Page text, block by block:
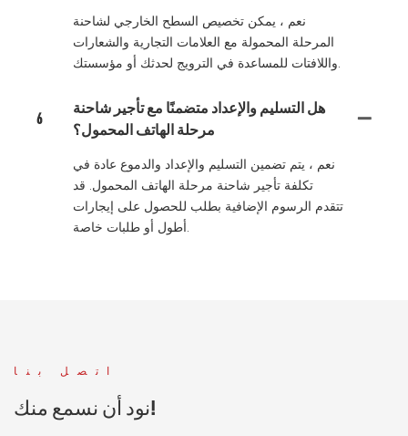
نعم ، يمكن تخصيص السطح الخارجي لشاحنة
المرحلة المحمولة مع العلامات التجارية والشعارات
واللافتات للمساعدة في الترويج لحدثك أو مؤسستك.
6
هل التسليم والإعداد متضمنًا مع تأجير شاحنة
مرحلة الهاتف المحمول؟
نعم ، يتم تضمين التسليم والإعداد والدموع عادة في
تكلفة تأجير شاحنة مرحلة الهاتف المحمول. قد
تتقدم الرسوم الإضافية بطلب للحصول على إيجارات
أطول أو طلبات خاصة.
اتصل بنا
نود أن نسمع منك!